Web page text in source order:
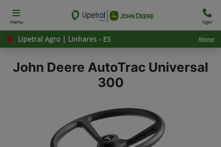
menu ligar
Lipetral Agro | Linhares - ES Alterar
John Deere AutoTrac Universal
300